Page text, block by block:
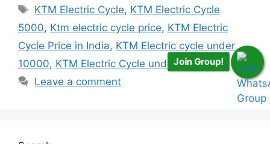
Tags
KTM Electric Cycle, KTM Electric Cycle
5000, Ktm electric cycle price, KTM Electric
Cycle Price in India, KTM Electric cycle under
10000, KTM Electric Cycle under 5000
Leave a comment
Join Group!